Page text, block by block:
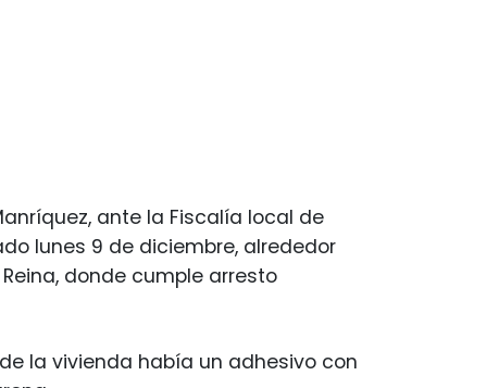
ante la Fiscalía local de
lunes 9 de diciembre, alrededor
donde cumple arresto
la vivienda había un adhesivo con